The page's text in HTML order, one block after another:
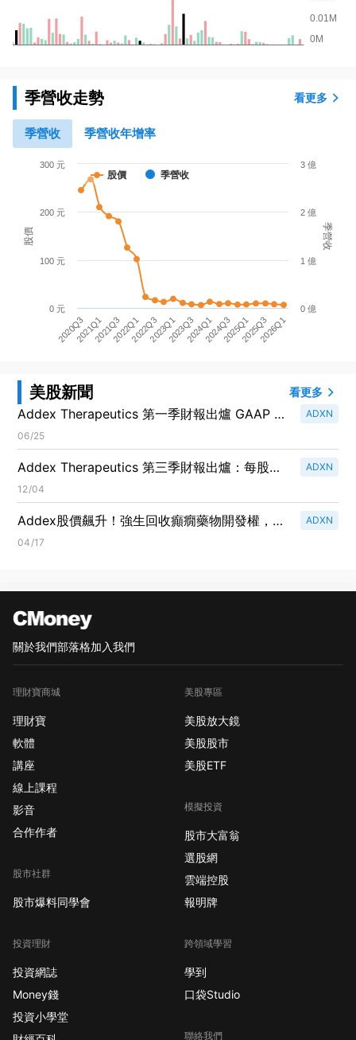
季營收走勢 看更多
季營收 季營收年增率
股價 季營收
股價 季營收
2020Q32021Q12021Q32022Q12022Q32023Q12023Q32024Q12024Q32025Q12025Q32026Q1
0 元
100 元
200 元
300 元
0 億
1 億
2 億
3 億
美股新聞 看更多
Addex Therapeutics 第一季財報出爐 GAAP 每
股虧損 CHF0.01
ADXN
06/25
Addex Therapeutics 第三季財報出爐：每股虧
損CHF 0.01，收入下滑至CHF 0.05M！
ADXN
12/04
Addex股價飆升！強生回收癲癇藥物開發權，
20年合作畫下句點
ADXN
04/17
關於我們部落格加入我們
理財寶商城
理財寶
軟體
講座
線上課程
影音
合作作者
股市社群
股市爆料同學會
投資理財
投資網誌
Money錢
投資小學堂
美股專區
美股放大鏡
美股股市
美股ETF
模擬投資
股市大富翁
選股網
雲端控股
報明牌
跨領域學習
學到
口袋Studio
聯絡我們